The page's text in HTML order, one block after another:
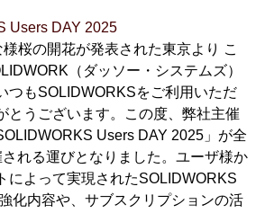
Users DAY 2025
桜の開花が発表された東京より こ
（ダッソー・システムズ）
つもSOLIDWORKSをご利用いただ
とうございます。この度、弊社主催
Users DAY 2025」が全
れる運びとなりました。ユーザ様か
によって実現されたSOLIDWORKS
化内容や、サブスクリプションの活